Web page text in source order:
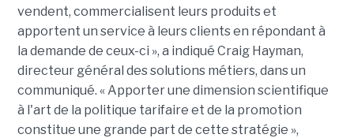
vendent, commercialisent leurs produits et
apportent un service à leurs clients en répondant à
la demande de ceux-ci », a indiqué Craig Hayman,
directeur général des solutions métiers, dans un
communiqué. « Apporter une dimension scientifique
à l'art de la politique tarifaire et de la promotion
constitue une grande part de cette stratégie »,